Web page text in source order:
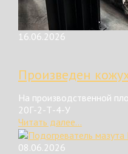
16.06.2026
Произведен
На производственной
20Г-2-Т-4-У
Читать далее...
08.06.2026